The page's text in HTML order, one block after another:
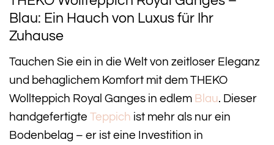
Blau: Ein Hauch von Luxus für Ihr
Zuhause
Tauchen Sie ein in die Welt von zeitloser Eleganz
und behaglichem Komfort mit dem THEKO
Wollteppich Royal Ganges in edlem Blau. Dieser
handgefertigte Teppich ist mehr als nur ein
Bodenbelag – er ist eine Investition in